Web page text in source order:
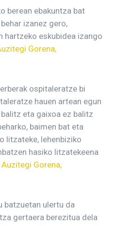
berean ebakuntza bat
izanez gero,
hartzeko eskubidea izango
Gorena,
ospitaleratze bi
hauen artean egun
eta gaixoa ez balitz
baimen bat eta
litzateke, lehenbiziko
hasiko litzatekeena
Gorena,
batzuetan ulertu da
gertaera berezitua dela